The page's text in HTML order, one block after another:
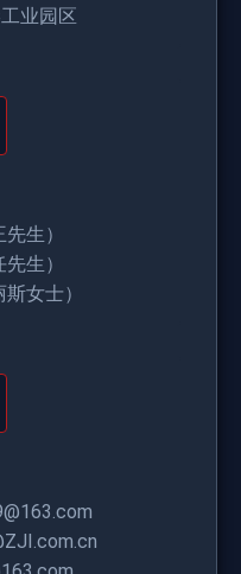
业园区
生）
生）
女士）